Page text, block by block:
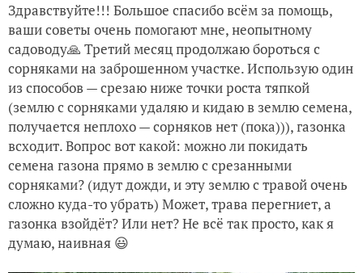
Здравствуйте!!! Большое спасибо всём за помощь,
ваши советы очень помогают мне, неопытному
садоводу🙏 Третий месяц продолжаю бороться с
сорняками на заброшенном участке. Использую один
из способов — срезаю ниже точки роста тяпкой
(землю с сорняками удаляю и кидаю в землю семена,
получается неплохо — сорняков нет (пока))), газонка
всходит. Вопрос вот какой: можно ли покидать
семена газона прямо в землю с срезанными
сорняками? (идут дожди, и эту землю с травой очень
сложно куда-то убрать) Может, трава перегниет, а
газонка взойдёт? Или нет? Не всё так просто, как я
думаю, наивная 😃